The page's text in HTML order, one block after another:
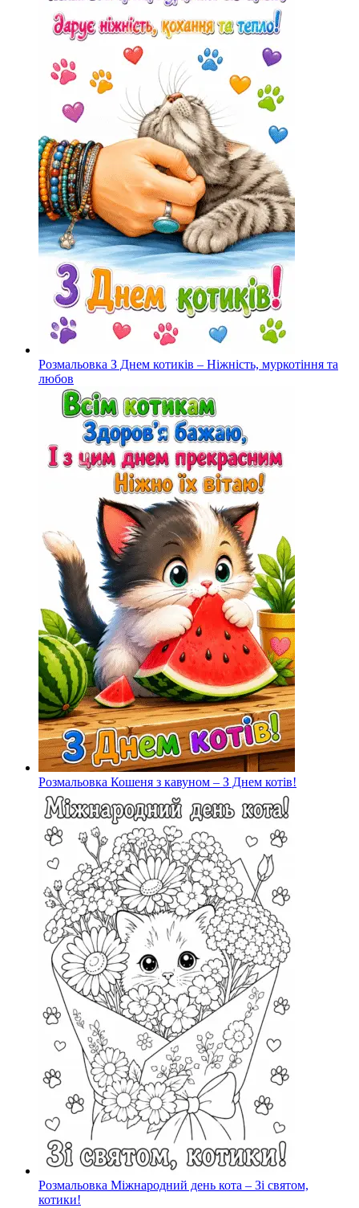
Розмальовка З Днем котиків – Ніжність, муркотіння та
любов
Розмальовка Кошеня з кавуном – З Днем котів!
Розмальовка Міжнародний день кота – Зі святом,
котики!